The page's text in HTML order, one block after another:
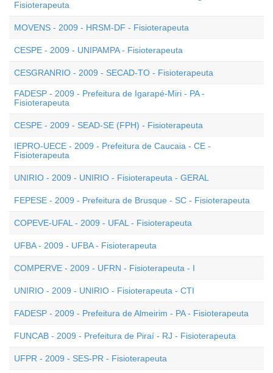
Fisioterapeuta
MOVENS - 2009 - HRSM-DF - Fisioterapeuta
CESPE - 2009 - UNIPAMPA - Fisioterapeuta
CESGRANRIO - 2009 - SECAD-TO - Fisioterapeuta
FADESP - 2009 - Prefeitura de Igarapé-Miri - PA -
Fisioterapeuta
CESPE - 2009 - SEAD-SE (FPH) - Fisioterapeuta
IEPRO-UECE - 2009 - Prefeitura de Caucaia - CE -
Fisioterapeuta
UNIRIO - 2009 - UNIRIO - Fisioterapeuta - GERAL
FEPESE - 2009 - Prefeitura de Brusque - SC - Fisioterapeuta
COPEVE-UFAL - 2009 - UFAL - Fisioterapeuta
UFBA - 2009 - UFBA - Fisioterapeuta
COMPERVE - 2009 - UFRN - Fisioterapeuta - I
UNIRIO - 2009 - UNIRIO - Fisioterapeuta - CTI
FADESP - 2009 - Prefeitura de Almeirim - PA - Fisioterapeuta
FUNCAB - 2009 - Prefeitura de Piraí - RJ - Fisioterapeuta
UFPR - 2009 - SES-PR - Fisioterapeuta